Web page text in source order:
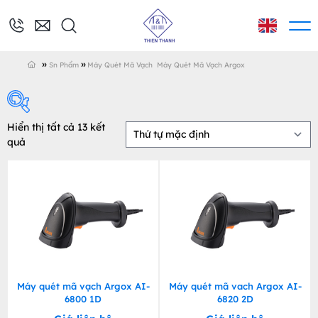
» Sn Phẩm » Máy Quét Mã Vạch Máy Quét Mã Vạch Argox
Bixolon
Amor Wax
Zebra
Hiển thị tất cả 13 kết
quả
Máy quét mã vạch Argox AI-
6800 1D
Máy quét mã vach Argox AI-
6820 2D